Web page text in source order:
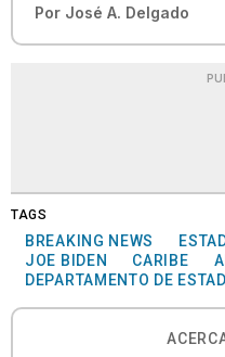
Por José A. Delgado
TAGS
BREAKING NEWS
JOE BIDEN
CARIBE
DEPARTAMENTO DE